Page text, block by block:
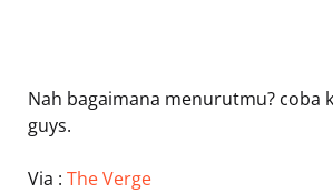
Nah bagaimana menurutmu? coba
guys.
Via : The Verge